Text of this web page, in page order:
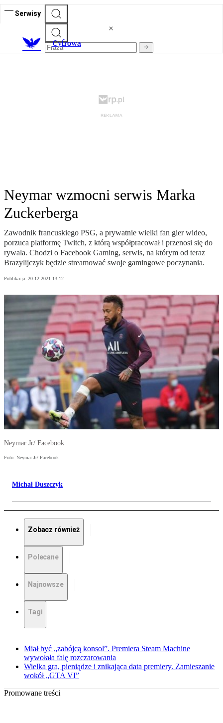
Serwisy
Cyfrowa
Neymar wzmocni serwis Marka
Zuckerberga
Zawodnik francuskiego PSG, a prywatnie wielki fan gier wideo,
porzuca platformę Twitch, z którą współpracował i przenosi się do
rywala. Chodzi o Facebook Gaming, serwis, na którym od teraz
Brazylijczyk będzie streamować swoje gamingowe poczynania.
Publikacja: 20.12.2021 13:12
Neymar Jr/ Facebook
Foto: Neymar Jr/ Facebook
Michał Duszczyk
Zobacz również
Polecane
Najnowsze
Tagi
Miał być „zabójcą konsol”. Premiera Steam Machine
wywołała falę rozczarowania
Wielka gra, pieniądze i znikająca data premiery. Zamieszanie
wokół „GTA VI”
Promowane treści